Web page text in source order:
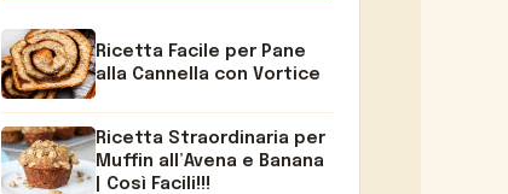
Ricetta Facile per Pane
alla Cannella con Vortice
Ricetta Straordinaria per
Muffin all’Avena e Banana
| Così Facili!!!